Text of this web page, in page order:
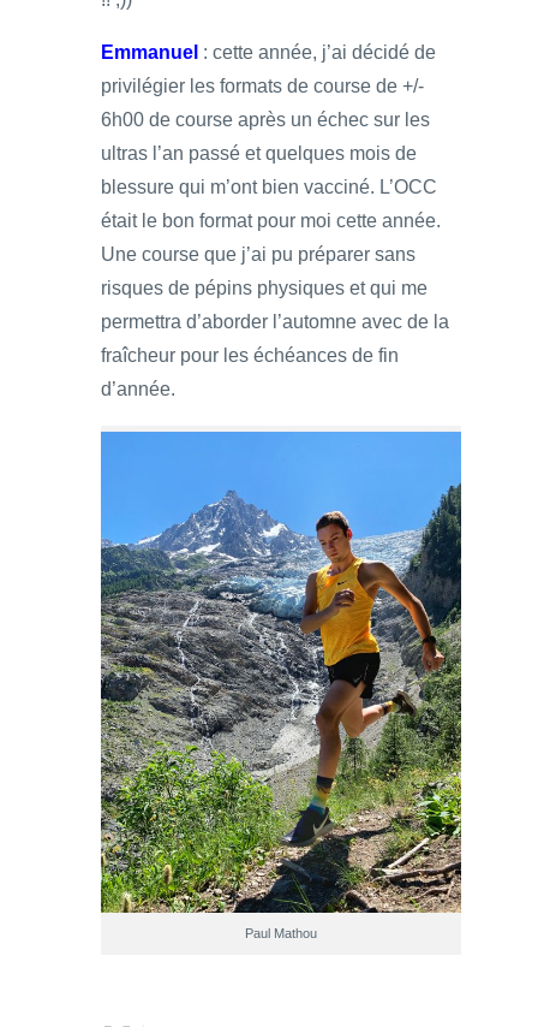
Emmanuel : cette année, j’ai décidé de
privilégier les formats de course de +/-
6h00 de course après un échec sur les
ultras l’an passé et quelques mois de
blessure qui m’ont bien vacciné. L’OCC
était le bon format pour moi cette année.
Une course que j’ai pu préparer sans
risques de pépins physiques et qui me
permettra d’aborder l’automne avec de la
fraîcheur pour les échéances de fin
d’année.
Paul Mathou